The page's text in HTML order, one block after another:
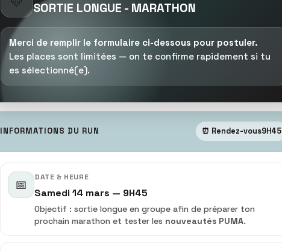
SORTIE LONGUE - MARATHON
Merci de remplir le formulaire ci-dessous pour postuler.
Les places sont limitées — on te confirme rapidement si tu
es sélectionné(e).
INFORMATIONS DU RUN ⏰ Rendez-vous9H45
📅 DATE & HEURE
Samedi 14 mars — 9H45
Objectif : sortie longue en groupe afin de préparer ton
prochain marathon et tester les nouveautés PUMA.